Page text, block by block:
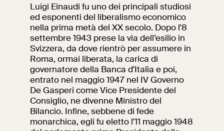
Luigi Einaudi fu uno dei principali studiosi
ed esponenti del liberalismo economico
nella prima metà del XX secolo. Dopo l'8
settembre 1943 prese la via dell’esilio in
Svizzera, da dove rientrò per assumere in
Roma, ormai liberata, la carica di
governatore della Banca d'Italia e poi,
entrato nel maggio 1947 nel IV Governo
De Gasperi come Vice Presidente del
Consiglio, ne divenne Ministro del
Bilancio. Infine, sebbene di fede
monarchica, egli fu eletto l'11 maggio 1948